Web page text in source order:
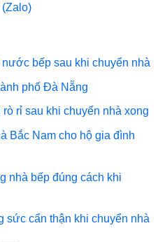
(Zalo)
bếp sau khi chuyển nhà
phố Đà Nẵng
rỉ sau khi chuyển nhà xong
Bắc Nam cho hộ gia đình
nhà bếp đúng cách khi
sức cẩn thận khi chuyển nhà